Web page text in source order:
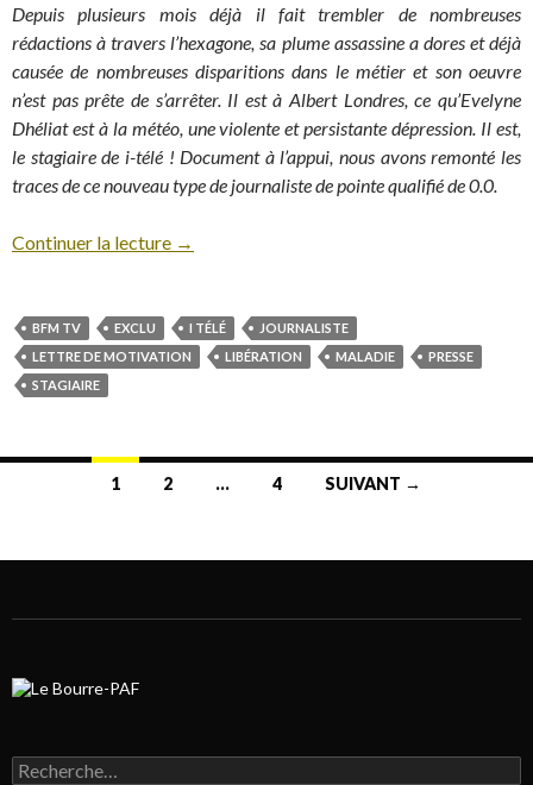
Depuis plusieurs mois déjà il fait trembler de nombreuses
rédactions à travers l’hexagone, sa plume assassine a dores et déjà
causée de nombreuses disparitions dans le métier et son oeuvre
n’est pas prête de s’arrêter. Il est à Albert Londres, ce qu’Evelyne
Dhéliat est à la météo, une violente et persistante dépression. Il est,
le stagiaire de i-télé ! Document à l’appui, nous avons remonté les
traces de ce nouveau type de journaliste de pointe qualifié de 0.0.
Continuer la lecture →
BFM TV EXCLU I TÉLÉ
JOURNALISTE
LETTRE DE MOTIVATION
LIBÉRATION MALADIE
PRESSE
STAGIAIRE
1 2 … 4 SUIVANT →
Rechercher :